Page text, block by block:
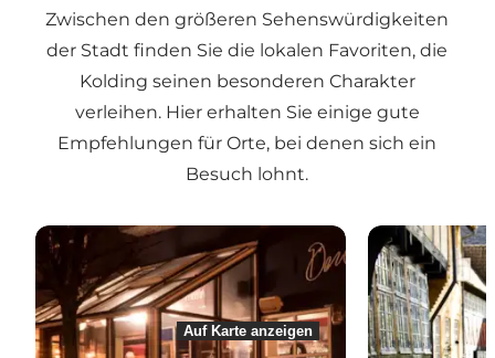
Auf Karte anzeigen
Auf Karte anzeigen
Zwischen den größeren Sehenswürdigkeiten
der Stadt finden Sie die lokalen Favoriten, die
Kolding seinen besonderen Charakter
verleihen. Hier erhalten Sie einige gute
Empfehlungen für Orte, bei denen sich ein
Besuch lohnt.
Den Blå Bistro - Restaurant in Kolding Borgerhaven